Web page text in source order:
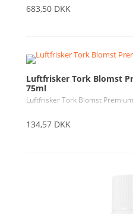
683,50 DKK
Luftfrisker Tork Blomst
75ml
Luftfrisker Tork Blomst
134,57 DKK